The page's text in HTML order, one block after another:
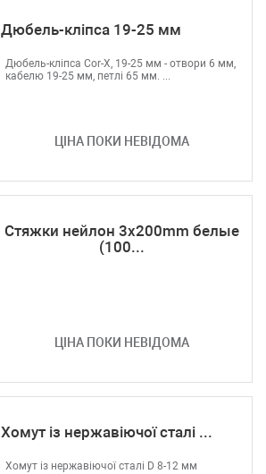
Дюбель-кліпса 19-25 мм
ЦІНА ПОКИ НЕВІДОМА
Дюбель-кліпса Cor-X, 19-25 мм - отвори 6 мм,
кабелю 19-25 мм, петлі 65 мм. ...
Стяжки нейлон 3х200mm белые
(100...
ЦІНА ПОКИ НЕВІДОМА
Хомут із нержавіючої сталі ...
Хомут із нержавіючої сталі D 8-12 мм